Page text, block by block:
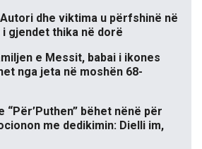
dhe viktima u përfshinë në
gjendet thika në dorë
e Messit, babai i ikones
nga jeta në moshën 68-
“Për’Puthen” bëhet nënë për
me dedikimin: Dielli im,